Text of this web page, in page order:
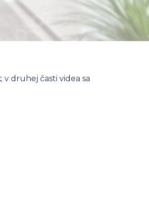
; v druhej časti videa sa